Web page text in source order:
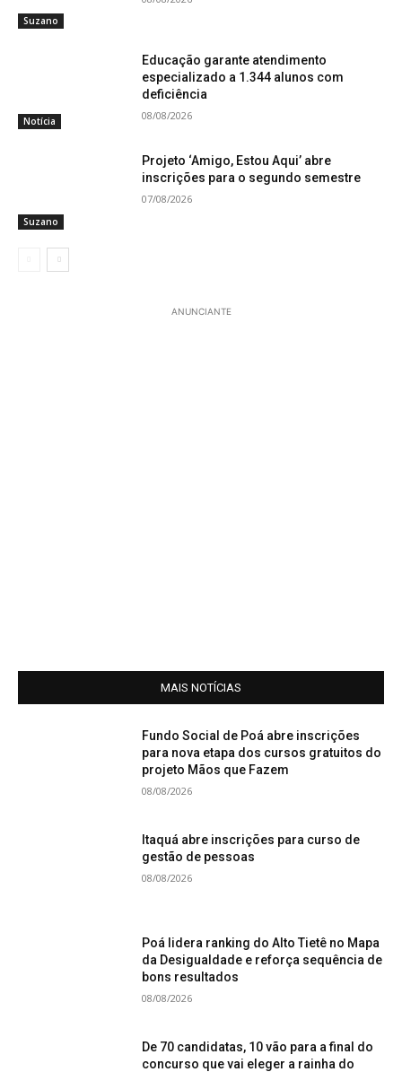
Suzano
Notícia
Educação garante atendimento
especializado a 1.344 alunos com
deficiência
08/08/2026
Suzano
Projeto ‘Amigo, Estou Aqui’ abre
inscrições para o segundo semestre
07/08/2026
ANUNCIANTE
MAIS NOTÍCIAS
Fundo Social de Poá abre inscrições
para nova etapa dos cursos gratuitos do
projeto Mãos que Fazem
08/08/2026
Itaquá abre inscrições para curso de
gestão de pessoas
08/08/2026
Poá lidera ranking do Alto Tietê no Mapa
da Desigualdade e reforça sequência de
bons resultados
08/08/2026
De 70 candidatas, 10 vão para a final do
concurso que vai eleger a rainha do